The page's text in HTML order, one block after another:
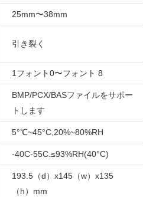
25mm〜38mm
引き裂く
1フォント0〜フォント 8
BMP/PCX/BASファイルをサポー
トします
5°℃~45°C,20%~80%RH
-40C-55C.≤93%RH(40°C)
193.5（d）x145（w）x135
（h）mm